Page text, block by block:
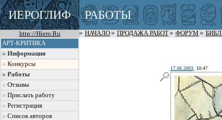
ИЕРОГЛИФ РАБОТЫ
http://Hiero.Ru НАЧАЛО ПРОДАЖА РАБОТ ФОРУМ
АРТ-КРИТИКА
Информация
Конкурсы
Работы
Отзывы
Прислать работу
Регистрация
Список авторов
17.06.2003, 10:47